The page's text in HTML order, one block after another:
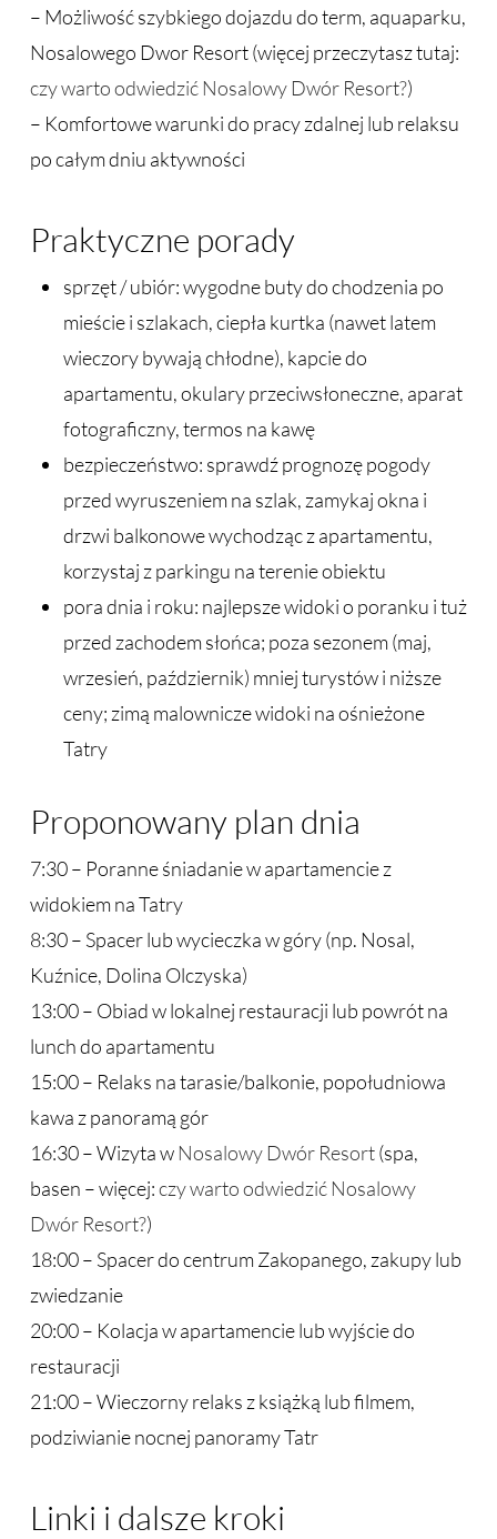
– Możliwość szybkiego dojazdu do term, aquaparku,
Nosalowego Dwor Resort (więcej przeczytasz tutaj:
czy warto odwiedzić Nosalowy Dwór Resort?)
– Komfortowe warunki do pracy zdalnej lub relaksu
po całym dniu aktywności
Praktyczne porady
sprzęt / ubiór: wygodne buty do chodzenia po
mieście i szlakach, ciepła kurtka (nawet latem
wieczory bywają chłodne), kapcie do
apartamentu, okulary przeciwsłoneczne, aparat
fotograficzny, termos na kawę
bezpieczeństwo: sprawdź prognozę pogody
przed wyruszeniem na szlak, zamykaj okna i
drzwi balkonowe wychodząc z apartamentu,
korzystaj z parkingu na terenie obiektu
pora dnia i roku: najlepsze widoki o poranku i tuż
przed zachodem słońca; poza sezonem (maj,
wrzesień, październik) mniej turystów i niższe
ceny; zimą malownicze widoki na ośnieżone
Tatry
Proponowany plan dnia
7:30 – Poranne śniadanie w apartamencie z
widokiem na Tatry
8:30 – Spacer lub wycieczka w góry (np. Nosal,
Kuźnice, Dolina Olczyska)
13:00 – Obiad w lokalnej restauracji lub powrót na
lunch do apartamentu
15:00 – Relaks na tarasie/balkonie, popołudniowa
kawa z panoramą gór
16:30 – Wizyta w Nosalowy Dwór Resort(spa,
basen – więcej:czy warto odwiedzić Nosalowy
Dwór Resort?)
18:00 – Spacer do centrum Zakopanego, zakupy lub
zwiedzanie
20:00 – Kolacja w apartamencie lub wyjście do
restauracji
21:00 – Wieczorny relaks z książką lub filmem,
podziwianie nocnej panoramy Tatr
Linki i dalsze kroki